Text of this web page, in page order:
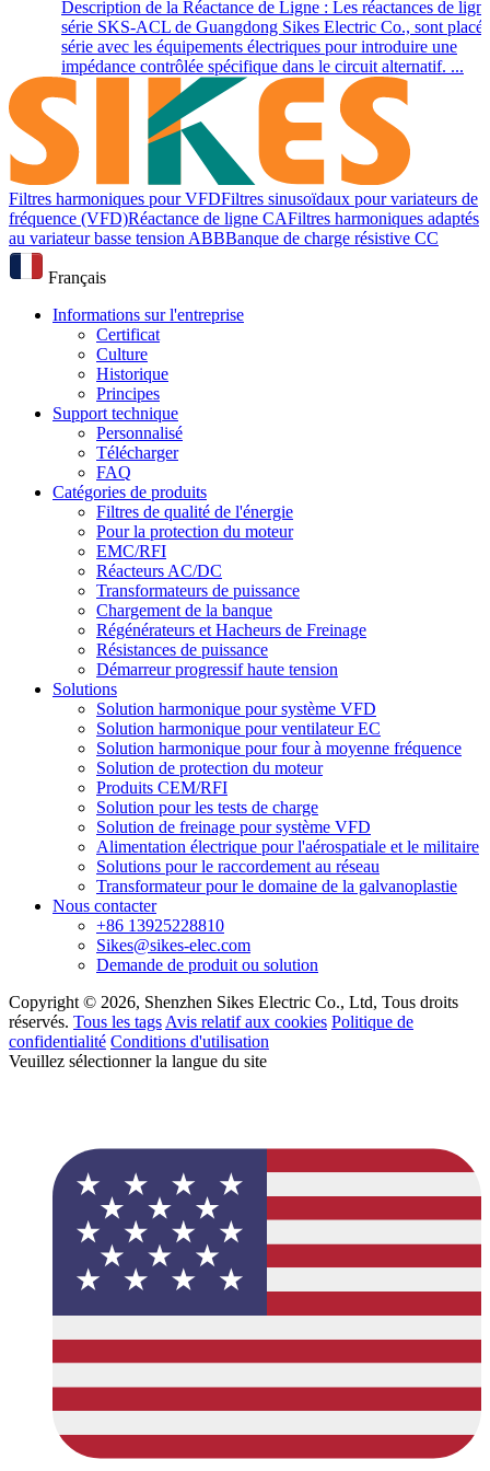
Description de la Réactance de Ligne : Les réactances de
série SKS-ACL de Guangdong Sikes Electric Co., sont
série avec les équipements électriques pour introduire une
impédance contrôlée spécifique dans le circuit alternatif. ...
Filtres harmoniques pour VFDFiltres sinusoïdaux pour variateurs de
fréquence (VFD)Réactance de ligne CAFiltres harmoniques adaptés
au variateur basse tension ABBBanque de charge résistive CC
Français
Informations sur l'entreprise
Certificat
Culture
Historique
Principes
Support technique
Personnalisé
Télécharger
FAQ
Catégories de produits
Filtres de qualité de l'énergie
Pour la protection du moteur
EMC/RFI
Réacteurs AC/DC
Transformateurs de puissance
Chargement de la banque
Régénérateurs et Hacheurs de Freinage
Résistances de puissance
Démarreur progressif haute tension
Solutions
Solution harmonique pour système VFD
Solution harmonique pour ventilateur EC
Solution harmonique pour four à moyenne fréquence
Solution de protection du moteur
Produits CEM/RFI
Solution pour les tests de charge
Solution de freinage pour système VFD
Alimentation électrique pour l'aérospatiale et le militaire
Solutions pour le raccordement au réseau
Transformateur pour le domaine de la galvanoplastie
Nous contacter
+86 13925228810
Sikes@sikes-elec.com
Demande de produit ou solution
Copyright © 2026, Shenzhen Sikes Electric Co., Ltd, Tous droits
réservés. Tous les tags Avis relatif aux cookies Politique de
confidentialité Conditions d'utilisation
Veuillez sélectionner la langue du site